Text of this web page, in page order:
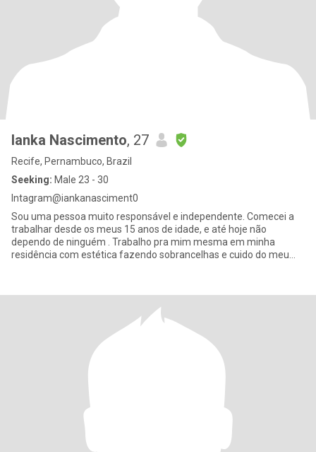
Ianka Nascimento, 27
Recife, Pernambuco, Brazil
Seeking: Male 23 - 30
Intagram@iankanasciment0
Sou uma pessoa muito responsável e independente. Comecei a
trabalhar desde os meus 15 anos de idade, e até hoje não
dependo de ninguém . Trabalho pra mim mesma em minha
residência com estética fazendo sobrancelhas e cuido do meu